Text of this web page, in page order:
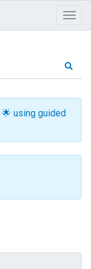
using guided